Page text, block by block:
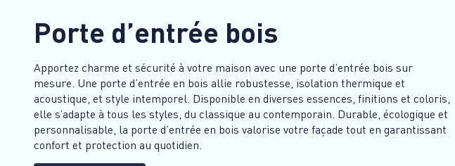
Porte d’entrée bois
Apportez charme et sécurité à votre maison avec une porte d’entrée bois sur
mesure. Une porte d’entrée en bois allie robustesse, isolation thermique et
acoustique, et style intemporel. Disponible en diverses essences, finitions et coloris,
elle s’adapte à tous les styles, du classique au contemporain. Durable, écologique et
personnalisable, la porte d’entrée en bois valorise votre façade tout en garantissant
confort et protection au quotidien.